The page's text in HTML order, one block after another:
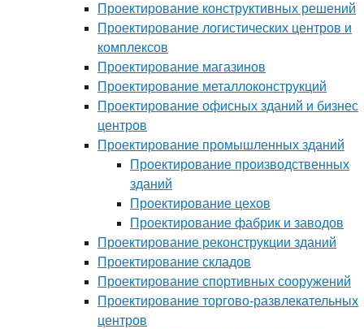
Проектирование конструктивных решений
Проектирование логистических центров и
комплексов
Проектирование магазинов
Проектирование металлоконструкций
Проектирование офисных зданий и бизнес
центров
Проектирование промышленных зданий
Проектирование производственных
зданий
Проектирование цехов
Проектирование фабрик и заводов
Проектирование реконструкции зданий
Проектирование складов
Проектирование спортивных сооружений
Проектирование торгово-развлекательных
центров